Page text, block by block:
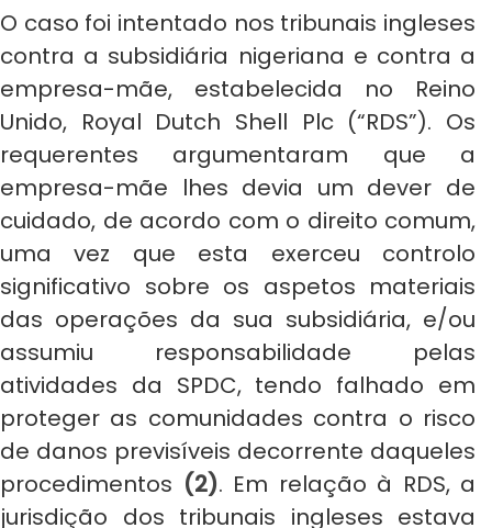
O caso foi intentado nos tribunais ingleses
contra a subsidiária nigeriana e contra a
empresa-mãe, estabelecida no Reino
Unido, Royal Dutch Shell Plc (“RDS”). Os
requerentes argumentaram que a
empresa-mãe lhes devia um dever de
cuidado, de acordo com o direito comum,
uma vez que esta exerceu controlo
significativo sobre os aspetos materiais
das operações da sua subsidiária, e/ou
assumiu responsabilidade pelas
atividades da SPDC, tendo falhado em
proteger as comunidades contra o risco
de danos previsíveis decorrente daqueles
procedimentos (2). Em relação à RDS, a
jurisdição dos tribunais ingleses estava